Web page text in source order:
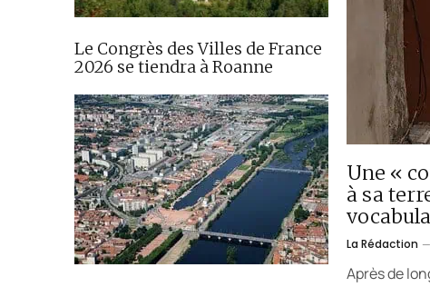
Le Congrès des Villes de France
2026 se tiendra à Roanne
Une «
à sa
La Rédaction
Après de